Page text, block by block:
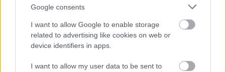
Google consents
I want to allow Google to enable storage
related to advertising like cookies on web or
device identifiers in apps.
I want to allow my user data to be sent to
Vasile, Cristian
Ismerje meg